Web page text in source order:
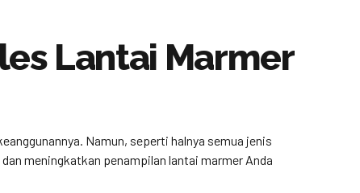
Lantai Marmer
Namun, seperti halnya semua jenis
meningkatkan penampilan lantai marmer Anda